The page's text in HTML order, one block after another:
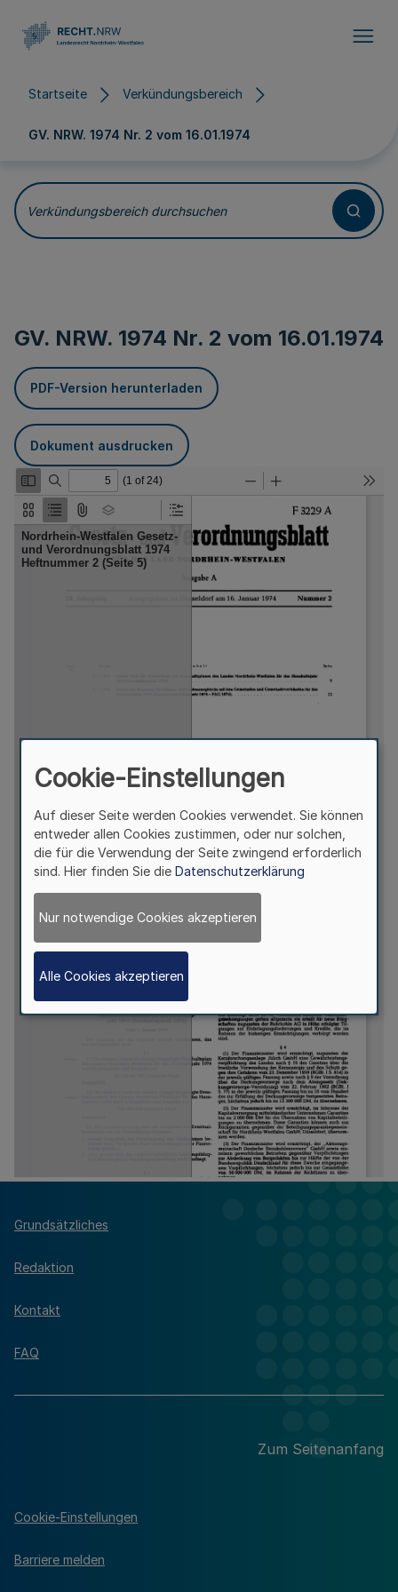
Startseite Verkündungsbereich
GV. NRW. 1974 Nr. 2 vom 16.01.1974
Verkündungsbereich durchsuchen
GV. NRW. 1974 Nr. 2 vom 16.01.1974
PDF-Version herunterladen
Dokument ausdrucken
Grundsätzliches
Redaktion
Kontakt
FAQ
Zum Seitenanfang
Cookie-Einstellungen
Barriere melden
Cookie-Einstellungen
Auf dieser Seite werden Cookies verwendet. Sie können
entweder allen Cookies zustimmen, oder nur solchen,
die für die Verwendung der Seite zwingend erforderlich
sind. Hier finden Sie die Datenschutzerklärung
Nur notwendige Cookies akzeptieren
Alle Cookies akzeptieren